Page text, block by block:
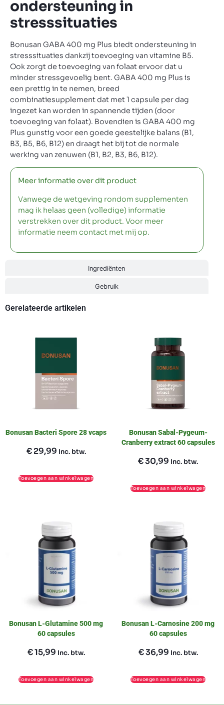
Ingrediënten
Gebruik
ondersteuning in
stresssituaties
Bonusan GABA 400 mg Plus biedt ondersteuning in
stresssituaties dankzij toevoeging van vitamine B5.
Ook zorgt de toevoeging van folaat ervoor dat u
minder stressgevoelig bent. GABA 400 mg Plus is
een prettig in te nemen, breed
combinatiesupplement dat met 1 capsule per dag
ingezet kan worden in spannende tijden (door
toevoeging van folaat). Bovendien is GABA 400 mg
Plus gunstig voor een goede geestelijke balans (B1,
B3, B5, B6, B12) en draagt het bij tot de normale
werking van zenuwen (B1, B2, B3, B6, B12).
Meer informatie over dit product
Vanwege de wetgeving rondom supplementen
mag ik helaas geen (volledige) informatie
verstrekken over dit product. Voor meer
informatie neem contact met mij op.
Gerelateerde artikelen
Bonusan Bacteri Spore 28 vcaps
€29,99 Inc. btw.
Toevoegen aan winkelwagen
Bonusan Sabal-Pygeum-
Cranberry extract 60 capsules
€30,99 Inc. btw.
Toevoegen aan winkelwagen
Bonusan L-Glutamine 500 mg
60 capsules
€15,99 Inc. btw.
Toevoegen aan winkelwagen
Bonusan L-Carnosine 200 mg
60 capsules
€36,99 Inc. btw.
Toevoegen aan winkelwagen